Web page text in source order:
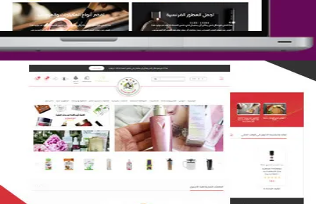
تصميم متجر لمار
التفاصيل